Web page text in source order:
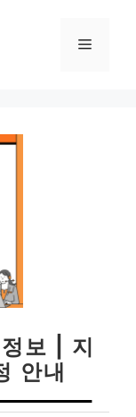
메
보 | 지
안내